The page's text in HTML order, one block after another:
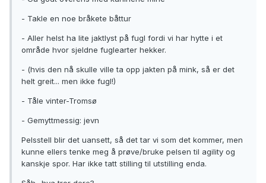
- Takle en noe bråkete båttur
- Aller helst ha lite jaktlyst på fugl fordi vi har hytte i et
område hvor sjeldne fuglearter hekker.
- (hvis den nå skulle ville ta opp jakten på mink, så er det
helt greit... men ikke fugl!)
- Tåle vinter-Tromsø
- Gemyttmessig: jevn
Pelsstell blir det uansett, så det tar vi som det kommer, men
kunne ellers tenke meg å prøve/bruke pelsen til agility og
kanskje spor. Har ikke tatt stilling til utstilling enda.